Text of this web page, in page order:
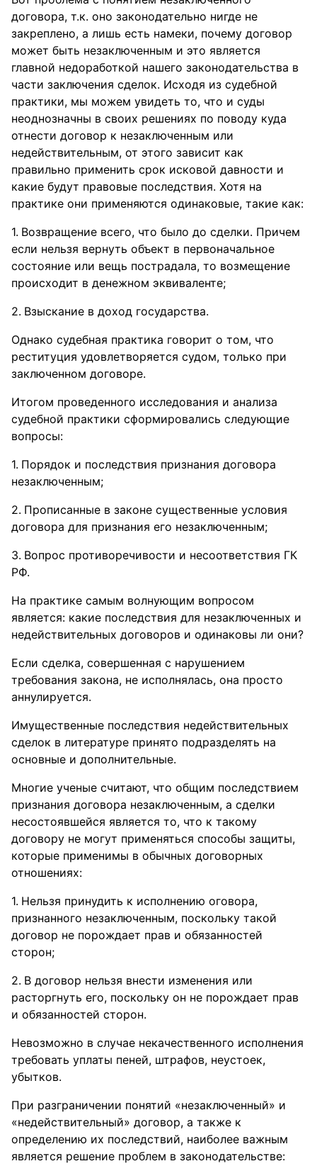
договора, т.к. оно законодательно нигде не
закреплено, а лишь есть намеки, почему договор
может быть незаключенным и это является
главной недоработкой нашего законодательства в
части заключения сделок. Исходя из судебной
практики, мы можем увидеть то, что и суды
неоднозначны в своих решениях по поводу куда
отнести договор к незаключенным или
недействительным, от этого зависит как
правильно применить срок исковой давности и
какие будут правовые последствия. Хотя на
практике они применяются одинаковые, такие как:
Возвращение всего, что было до сделки. Причем
если нельзя вернуть объект в первоначальное
состояние или вещь пострадала, то возмещение
происходит в денежном эквиваленте;
Взыскание в доход государства.
Однако судебная практика говорит о том, что
реституция удовлетворяется судом, только при
заключенном договоре.
Итогом проведенного исследования и анализа
судебной практики сформировались следующие
вопросы:
Порядок и последствия признания договора
незаключенным;
Прописанные в законе существенные условия
договора для признания его незаключенным;
Вопрос противоречивости и несоответствия ГК
РФ.
На практике самым волнующим вопросом
является: какие последствия для незаключенных и
недействительных договоров и одинаковы ли они?
Если сделка, совершенная с нарушением
требования закона, не исполнялась, она просто
аннулируется.
Имущественные последствия недействительных
сделок в литературе принято подразделять на
основные и дополнительные.
Многие ученые считают, что общим последствием
признания договора незаключенным, а сделки
несостоявшейся является то, что к такому
договору не могут применяться способы защиты,
которые применимы в обычных договорных
отношениях:
Нельзя принудить к исполнению оговора,
признанного незаключенным, поскольку такой
договор не порождает прав и обязанностей
сторон;
В договор нельзя внести изменения или
расторгнуть его, поскольку он не порождает прав
и обязанностей сторон.
Невозможно в случае некачественного исполнения
требовать уплаты пеней, штрафов, неустоек,
убытков.
При разграничении понятий «незаключенный» и
«недействительный» договор, а также к
определению их последствий, наиболее важным
является решение проблем в законодательстве: